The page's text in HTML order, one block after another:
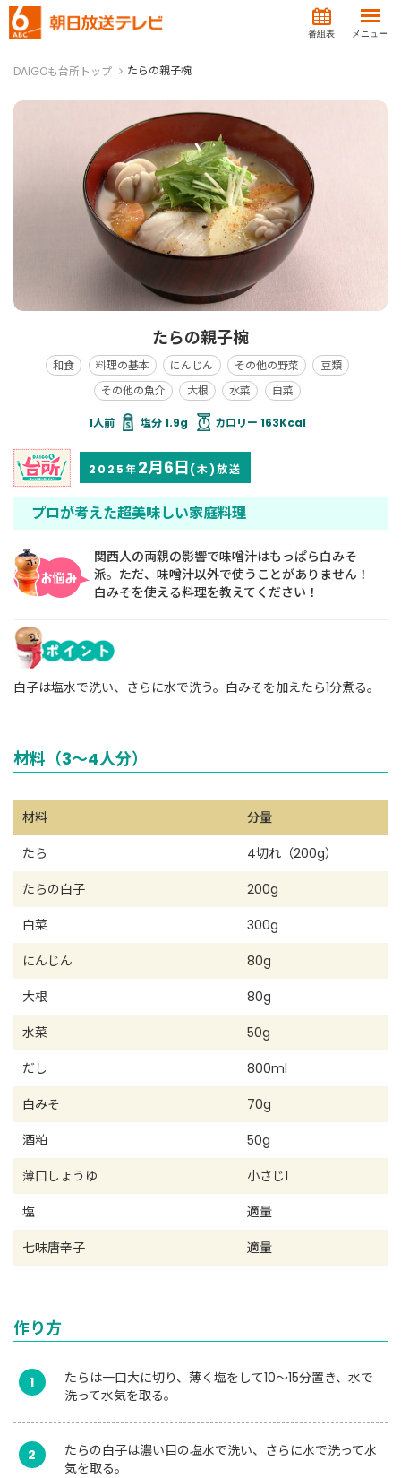
番組表 メニュー
DAIGOも台所トップ たらの親子椀
たらの親子椀
和食 料理の基本 にんじん その他の野菜
豆類
その他の魚介
大根 水菜 白菜
塩分 1.9g カロリー 163Kcal
2025年2月6日(木)放送
プロが考えた超美味しい家庭料理
関西人の両親の影響で味噌汁はもっぱら白みそ
派。ただ、味噌汁以外で使うことがありません！
白みそを使える料理を教えてください！
白子は塩水で洗い、さらに水で洗う。白みそを加えたら1分煮る。
材料（3～4人分）
材料
分量
たら
4切れ（200g）
たらの白子
200g
白菜
300g
にんじん
80g
大根
80g
水菜
50g
だし
800ml
白みそ
70g
酒粕
50g
薄口しょうゆ
小さじ1
塩
適量
七味唐辛子
適量
作り方
1
たらは一口大に切り、薄く塩をして10～15分置き、水で
洗って水気を取る。
2
たらの白子は濃い目の塩水で洗い、さらに水で洗って水
気を取る。